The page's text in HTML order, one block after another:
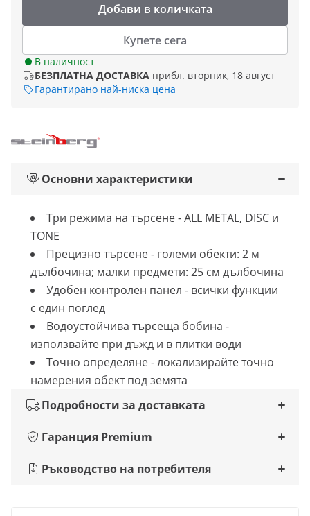
Добави в количката
Купете сега
В наличност
БЕЗПЛАТНА ДОСТАВКА прибл. вторник, 18 август
Гарантирано най-ниска цена
Основни характеристики
Три режима на търсене - ALL METAL, DISC и
TONE
Прецизно търсене - големи обекти: 2 м
дълбочина; малки предмети: 25 см дълбочина
Удобен контролен панел - всички функции
с един поглед
Водоустойчива търсеща бобина -
използвайте при дъжд и в плитки води
Точно определяне - локализирайте точно
намерения обект под земята
Подробности за доставката
Гаранция Premium
Ръководство на потребителя